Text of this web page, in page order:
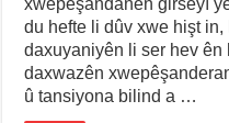
xwepêşandanên girseyî
du hefte li dûv xwe hişt
daxuyaniyên li ser hev
daxwazên
û tansiyona bilind a …